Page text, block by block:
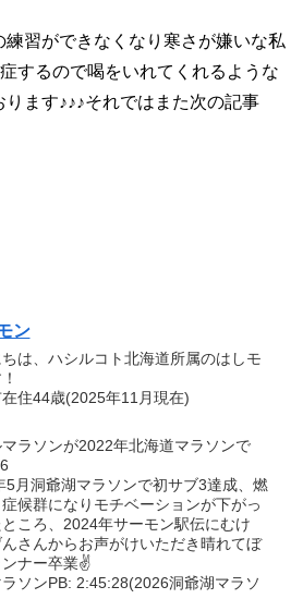
習ができなくなり寒さが嫌いな私
するので喝をいれてくれるような
ります♪♪♪それではまた次の記事
ン
ちは、ハシルコト北海道所属のはしモ
住44歳(2025年11月現在)
ラソンが2022年北海道マラソンで
5月洞爺湖マラソンで初サブ3達成、燃
症候群になりモチベーションが下がっ
ころ、2024年サーモン駅伝にむけ
さんからお声がけいただき晴れてぼ
ンナー卒業✌
ソンPB: 2:45:28(2026洞爺湖マラソ